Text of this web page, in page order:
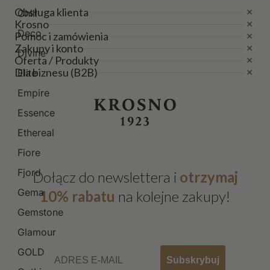
Chill
Deco
Divine
Elite
Empire
Essence
Ethereal
Fiore
Fjord
Gema
Gemstone
Glamour
GOLD
Obsługa klienta
Krosno
Pomoc i zamówienia
Zakupy i konto
Oferta / Produkty
Dla biznesu (B2B)
Dołącz do newslettera i otrzymaj
10% rabatu na kolejne zakupy!
Subskrybuj